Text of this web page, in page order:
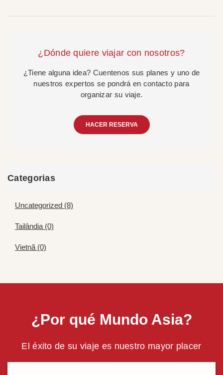
¿Dónde quiere viajar con nosotros?
¿Tiene alguna idea? Cuentenos sus planes y uno de
nuestros expertos se pondrá en contacto para
organizar su viaje.
HACER RESERVA
Categorias
Uncategorized (8)
Tailândia (0)
Vietnã (0)
¿Por qué Mundo Asia?
El éxito de su viaje es nuestro mayor placer